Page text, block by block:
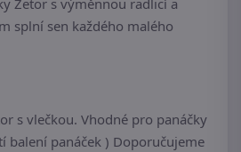
Zetor s výměnnou radlicí a
splní sen každého malého
s vlečkou. Vhodné pro panáčky
balení panáček ) Doporučujeme